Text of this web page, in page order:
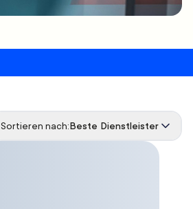
Sortieren nach:Beste Dienstleister